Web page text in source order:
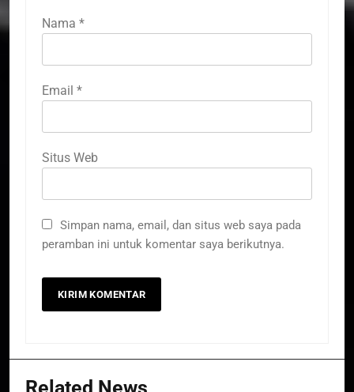
Nama *
Email *
Situs Web
Simpan nama, email, dan situs web saya pada
peramban ini untuk komentar saya berikutnya.